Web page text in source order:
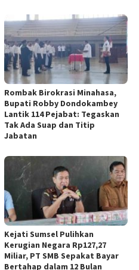
Rombak Birokrasi Minahasa,
Bupati Robby Dondokambey
Lantik 114 Pejabat: Tegaskan
Tak Ada Suap dan Titip
Jabatan
Kejati Sumsel Pulihkan
Kerugian Negara Rp127,27
Miliar, PT SMB Sepakat Bayar
Bertahap dalam 12 Bulan